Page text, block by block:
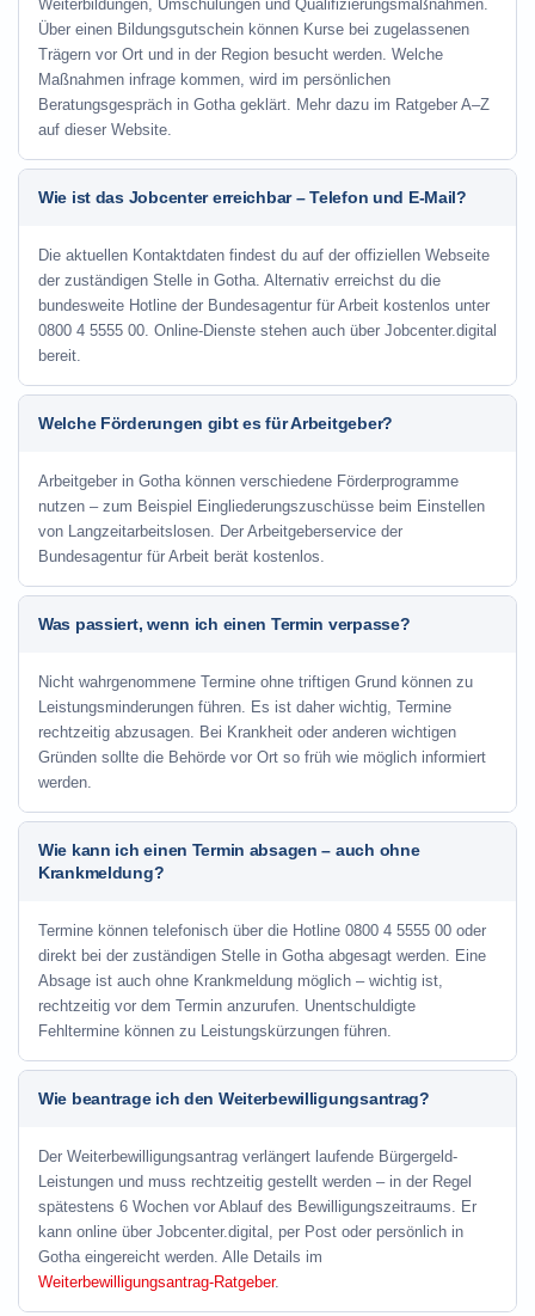
Weiterbildungen, Umschulungen und Qualifizierungsmaßnahmen.
Über einen Bildungsgutschein können Kurse bei zugelassenen
Trägern vor Ort und in der Region besucht werden. Welche
Maßnahmen infrage kommen, wird im persönlichen
Beratungsgespräch in Gotha geklärt. Mehr dazu im Ratgeber A–Z
auf dieser Website.
Wie ist das Jobcenter erreichbar – Telefon und E-Mail?
Die aktuellen Kontaktdaten findest du auf der offiziellen Webseite
der zuständigen Stelle in Gotha. Alternativ erreichst du die
bundesweite Hotline der Bundesagentur für Arbeit kostenlos unter
0800 4 5555 00. Online-Dienste stehen auch über Jobcenter.digital
bereit.
Welche Förderungen gibt es für Arbeitgeber?
Arbeitgeber in Gotha können verschiedene Förderprogramme
nutzen – zum Beispiel Eingliederungszuschüsse beim Einstellen
von Langzeitarbeitslosen. Der Arbeitgeberservice der
Bundesagentur für Arbeit berät kostenlos.
Was passiert, wenn ich einen Termin verpasse?
Nicht wahrgenommene Termine ohne triftigen Grund können zu
Leistungsminderungen führen. Es ist daher wichtig, Termine
rechtzeitig abzusagen. Bei Krankheit oder anderen wichtigen
Gründen sollte die Behörde vor Ort so früh wie möglich informiert
werden.
Wie kann ich einen Termin absagen – auch ohne
Krankmeldung?
Termine können telefonisch über die Hotline 0800 4 5555 00 oder
direkt bei der zuständigen Stelle in Gotha abgesagt werden. Eine
Absage ist auch ohne Krankmeldung möglich – wichtig ist,
rechtzeitig vor dem Termin anzurufen. Unentschuldigte
Fehltermine können zu Leistungskürzungen führen.
Wie beantrage ich den Weiterbewilligungsantrag?
Der Weiterbewilligungsantrag verlängert laufende Bürgergeld-
Leistungen und muss rechtzeitig gestellt werden – in der Regel
spätestens 6 Wochen vor Ablauf des Bewilligungszeitraums. Er
kann online über Jobcenter.digital, per Post oder persönlich in
Gotha eingereicht werden. Alle Details im
Weiterbewilligungsantrag-Ratgeber.